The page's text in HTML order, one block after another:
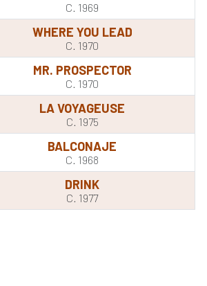
C. 1969
WHERE YOU LEAD
C. 1970
MR. PROSPECTOR
C. 1970
LA VOYAGEUSE
C. 1975
BALCONAJE
C. 1968
DRINK
C. 1977